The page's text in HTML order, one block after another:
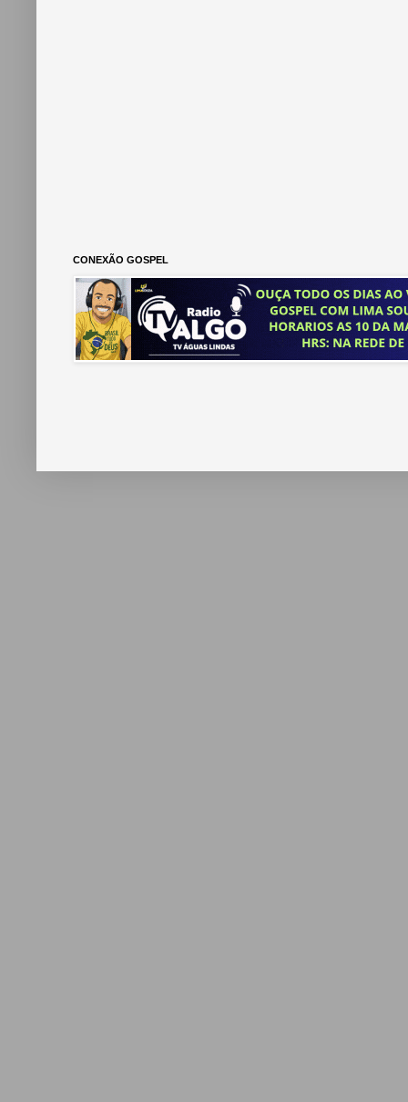
CONEXÃO GOSPEL